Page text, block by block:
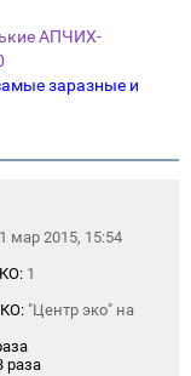
АПЧИХ-
заразные и
мар 2015, 15:54
1
"Центр эко" на
раза